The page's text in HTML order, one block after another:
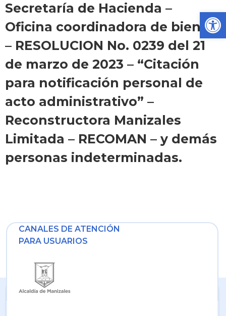
Secretaría de Hacienda –
Oficina coordinadora de bienes
– RESOLUCION No. 0239 del 21
de marzo de 2023 – “Citación
para notificación personal de
acto administrativo” –
Reconstructora Manizales
Limitada – RECOMAN – y demás
personas indeterminadas.
CANALES DE ATENCIÓN
PARA USUARIOS